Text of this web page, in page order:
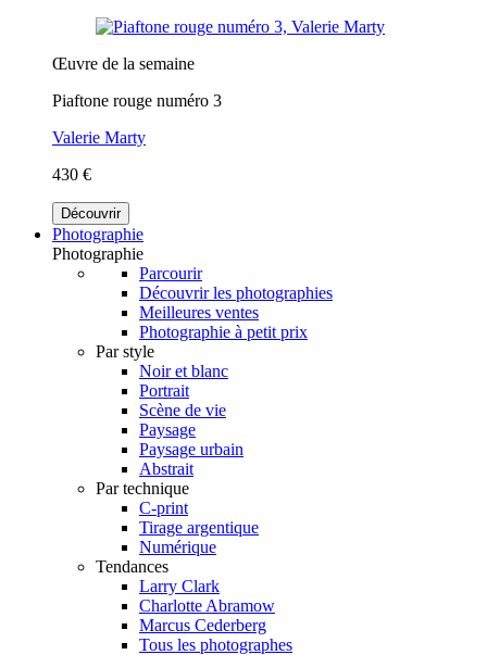
Œuvre de la semaine
Piaftone rouge numéro 3
Valerie Marty
430 €
Découvrir
Photographie
Photographie
Parcourir
Découvrir les photographies
Meilleures ventes
Photographie à petit prix
Par style
Noir et blanc
Portrait
Scène de vie
Paysage
Paysage urbain
Abstrait
Par technique
C-print
Tirage argentique
Numérique
Tendances
Larry Clark
Charlotte Abramow
Marcus Cederberg
Tous les photographes